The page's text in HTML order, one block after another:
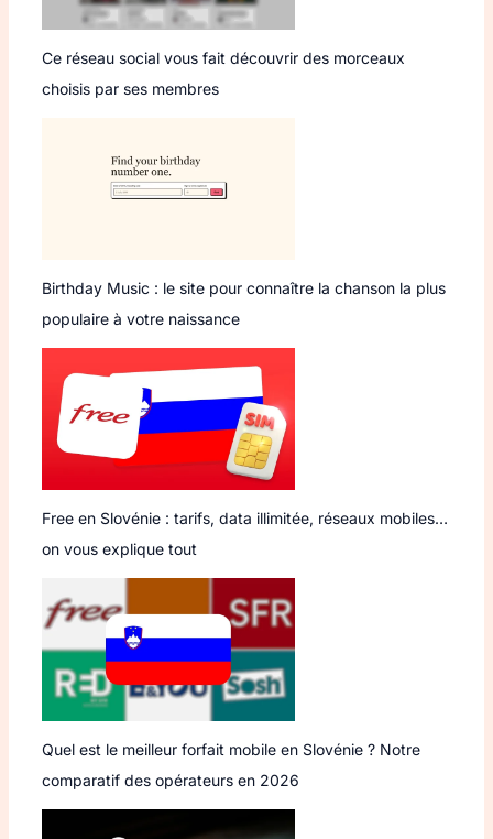
Ce réseau social vous fait découvrir des morceaux
choisis par ses membres
Birthday Music : le site pour connaître la chanson la plus
populaire à votre naissance
Free en Slovénie : tarifs, data illimitée, réseaux mobiles…
on vous explique tout
Quel est le meilleur forfait mobile en Slovénie ? Notre
comparatif des opérateurs en 2026